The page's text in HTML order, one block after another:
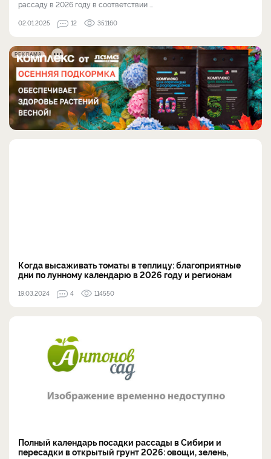
рассаду в 2026 году в соответствии ...
02.01.2025 12 351160
РЕКЛАМА
Когда высаживать томаты в теплицу: благоприятные
дни по лунному календарю в 2026 году и регионам
19.03.2024 4 114550
Полный календарь посадки рассады в Сибири и
пересадки в открытый грунт 2026: овощи, зелень,